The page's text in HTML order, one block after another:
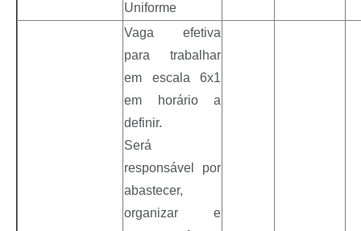
Uniforme
Vaga efetiva
para trabalhar
em escala 6x1
em horário a
definir.
Será
responsável por
abastecer,
organizar e